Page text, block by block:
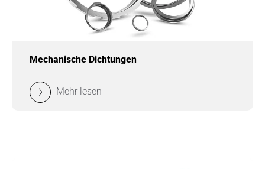
Mechanische Dichtungen
Mehr lesen